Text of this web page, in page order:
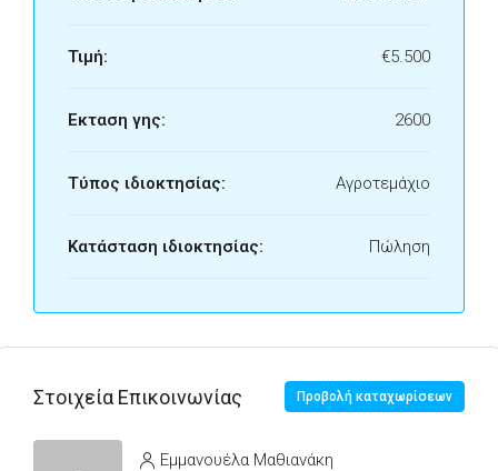
Τιμή: €5.500
Εκταση γης: 2600
Τύπος ιδιοκτησίας: Αγροτεμάχιο
Κατάσταση ιδιοκτησίας: Πώληση
Στοιχεία Επικοινωνίας Προβολή καταχωρίσεων
Εμμανουέλα Μαθιανάκη